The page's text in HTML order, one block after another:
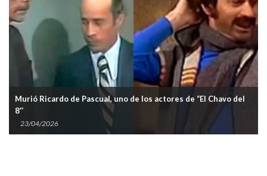
Murió Ricardo de Pascual, uno de los actores de “El Chavo del
8″
23/04/2026